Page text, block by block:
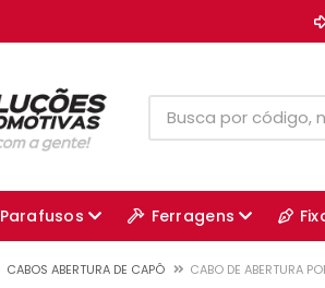
Parafusos Ferragens
CABOS ABERTURA DE CAPÔ CABO DE ABERTURA